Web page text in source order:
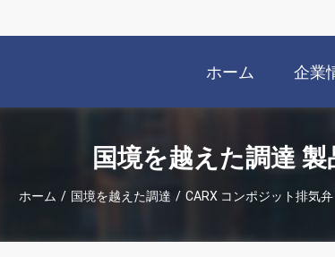
ホーム 企業
国境を越えた調達 製
ホーム / 国境を越えた調達 / CARX コンポジット排気